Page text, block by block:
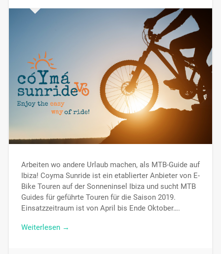
Arbeiten wo andere Urlaub machen, als MTB-Guide auf
Ibiza! Coyma Sunride ist ein etablierter Anbieter von E-
Bike Touren auf der Sonneninsel Ibiza und sucht MTB
Guides für geführte Touren für die Saison 2019.
Einsatzzeitraum ist von April bis Ende Oktober….
Weiterlesen →